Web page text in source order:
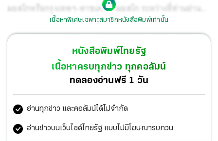
มอสโกหรือกรุงเทพฯ-ทาชเคนต์-มอสโก ระหว่างที่ท่านอ่าน
เปิดส่องโลกฉบับนี้ ผมก็น่าจะอยู่ที่กรุงมอสโกแล้วครับ
เนื้อหาพิเศษเฉพาะสมาชิกหนังสือพิมพ์เท่านั้น
หนังสือพิมพ์ไทยรัฐ
เนื้อหาครบทุกข่าว ทุกคอลัมน์
ทดลองอ่านฟรี 1 วัน
อ่านทุกข่าว และคอลัมน์ได้ไม่จำกัด
อ่านข่าวบนเว็บไซต์ไทยรัฐ แบบไม่มีโฆษณารบกวน